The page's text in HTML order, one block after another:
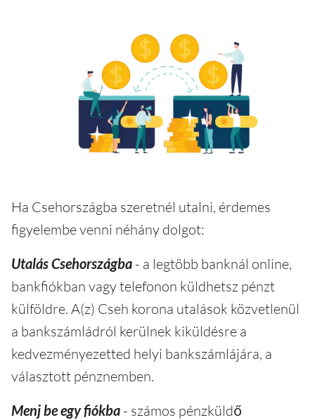
Ha Csehországba szeretnél utalni, érdemes
figyelembe venni néhány dolgot:
Utalás Csehországba - a legtöbb banknál online,
bankfiókban vagy telefonon küldhetsz pénzt
külföldre. A(z) Cseh korona utalások közvetlenül
a bankszámládról kerülnek kiküldésre a
kedvezményezetted helyi bankszámlájára, a
választott pénznemben.
Menj be egy fiókba - számos pénzküldő